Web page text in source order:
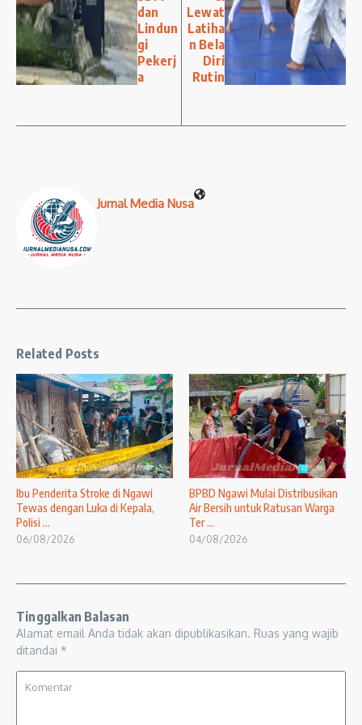
dan
Lindun
gi
Pekerj
a
Lewat
Latiha
n Bela
Diri
Rutin
Jurnal Media Nusa
Related Posts
Ibu Penderita Stroke di Ngawi
Tewas dengan Luka di Kepala,
Polisi ...
06/08/2026
BPBD Ngawi Mulai Distribusikan
Air Bersih untuk Ratusan Warga
Ter ...
04/08/2026
Tinggalkan Balasan
Alamat email Anda tidak akan dipublikasikan. Ruas yang wajib
ditandai *